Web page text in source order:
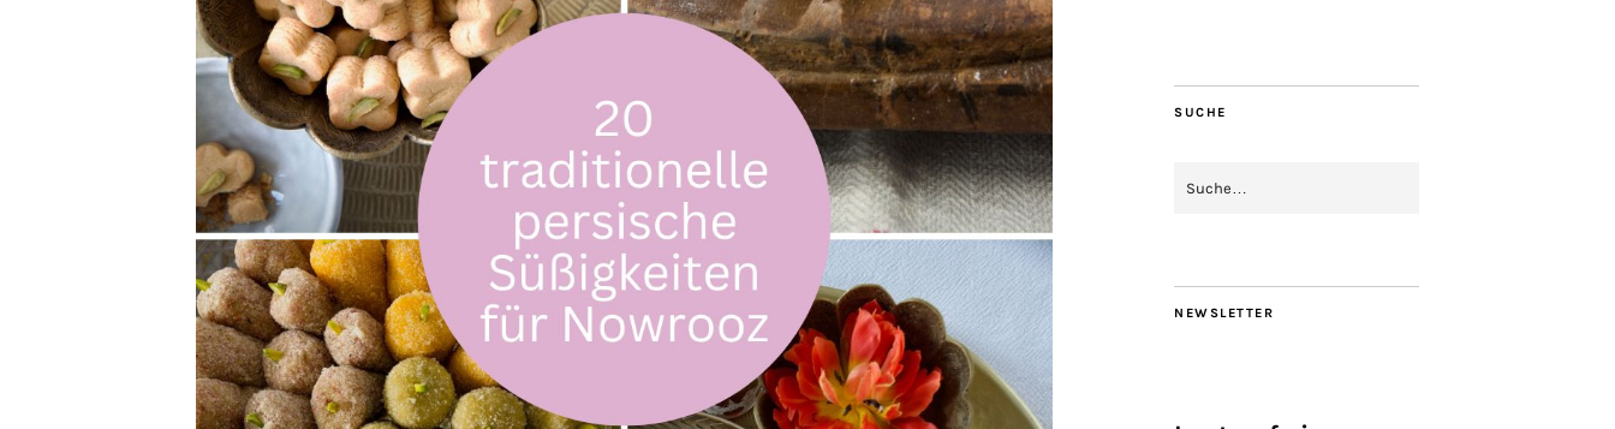
SUCHE
NEWSLETTER